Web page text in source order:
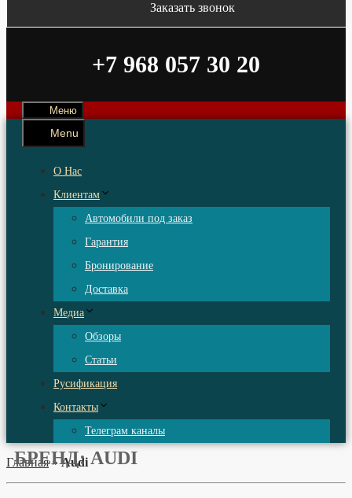
Заказать звонок
+7 968 057 30 20
Меню
Menu
О Нас
Клиентам
Автомобили под заказ
Гарантия
Бронирование
Доставка
Медиа
Обзоры
Статьи
Русификация
Контакты
Телеграм каналы
Главная»Audi
БРЕНД:AUDI